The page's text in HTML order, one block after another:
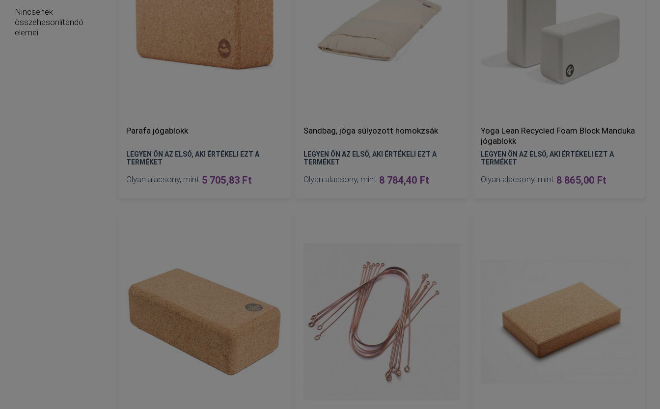
Parafa jógablokk
LEGYEN ÖN AZ ELSŐ, AKI ÉRTÉKELI EZT A
TERMÉKET
Olyan alacsony, mint 5 705,83 Ft
Sandbag, jóga súlyozott homokzsák
LEGYEN ÖN AZ ELSŐ, AKI ÉRTÉKELI EZT A
TERMÉKET
Olyan alacsony, mint 8 784,40 Ft
Yoga Lean Recycled Foam Block Manduka
jógablokk
LEGYEN ÖN AZ ELSŐ, AKI ÉRTÉKELI EZT A
TERMÉKET
Olyan alacsony, mint 8 865,00 Ft
Nincsenek
összehasonlítandó
elemei.